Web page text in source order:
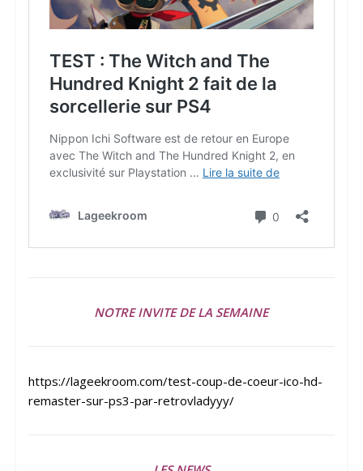
NOTRE INVITE DE LA SEMAINE
https://lageekroom.com/test-coup-de-coeur-ico-hd-
remaster-sur-ps3-par-retrovladyyy/